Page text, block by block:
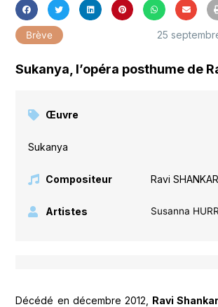
Brève 25
Sukanya, l’opéra posthume de
Œuvre
Sukanya
Compositeur Ravi SHANKAR
Artistes Susanna
Décédé en décembre 2012, Ravi